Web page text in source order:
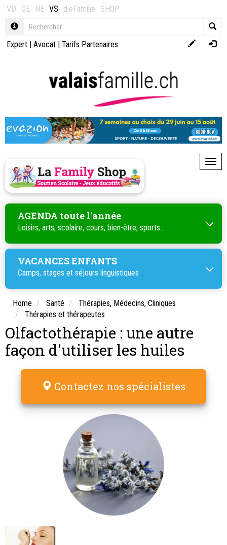
VD GE NE VS dieFamilie SHOP
Expert | Avocat | Tarifs Partenaires
AGENDA toute l'année
Loisirs, arts, scolaire, cours, bien-être, sports...
VACANCES ENFANTS
Camps, stages et séjours linguistiques
Home Santé
Thérapies, Médecins, Cliniques
Thérapies et thérapeutes
Olfactothérapie : une autre
façon d'utiliser les huiles
Contactez nos spécialistes